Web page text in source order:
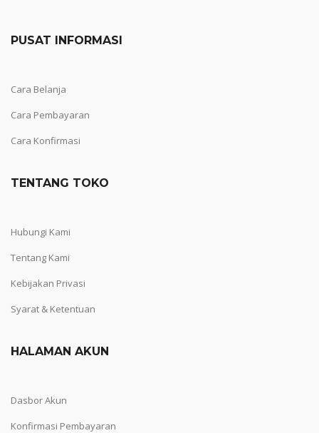
PUSAT INFORMASI
Cara Belanja
Cara Pembayaran
Cara Konfirmasi
TENTANG TOKO
Hubungi Kami
Tentang Kami
Kebijakan Privasi
Syarat & Ketentuan
HALAMAN AKUN
Dasbor Akun
Konfirmasi Pembayaran